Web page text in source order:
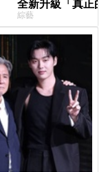
全新升級「真正
私生活都包辦！8
綜藝